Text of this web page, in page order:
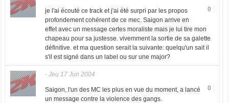
0
je l'ai écouté ce track et j'ai été surpri par les propos
profondement cohérent de ce mec. Saigon arrive en
effet avec un message certes moraliste mais je lui tire mon
chapeau pour sa justesse. vivemment la sortie de sa galette
définitive. et ma question serait la suivante: quelqu'un sait il
s'il est signé dans un label ou sur une major?
- Jeu 17 Jun 2004
0
Saigon, l'un des MC les plus en vue du moment, a lancé
un message contre la violence des gangs.